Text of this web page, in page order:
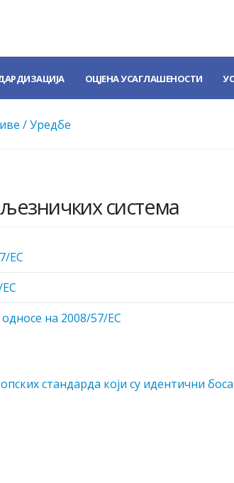
ОЦЈЕНА УСАГЛАШЕНОСТИ
/ Уредбе
система
EC
на 2008/57/EC
стaндaрдa кojи су идeнтични